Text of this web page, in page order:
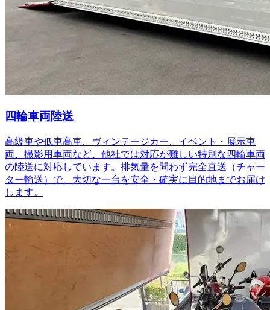
四輪車両陸送
高級車や低車高車、ヴィンテージカー、イベント・展示車
両、撮影用車両など、他社では対応が難しい特別な四輪車両
の陸送に対応しています。排気量を問わず完全直送（チャー
ター輸送）で、大切な一台を安全・確実に目的地までお届け
します。